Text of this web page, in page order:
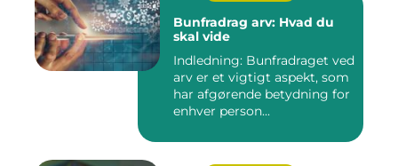
Bunfradrag arv: Hvad du
skal vide
Indledning: Bunfradraget ved
arv er et vigtigt aspekt, som
har afgørende betydning for
enhver person...